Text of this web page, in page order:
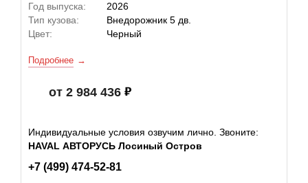
Год выпуска:
2026
Тип кузова:
Внедорожник 5 дв.
Цвет:
Черный
Подробнее
от 2 984 436
Индивидуальные условия озвучим лично. Звоните:
HAVAL АВТОРУСЬ Лосиный Остров
+7 (499) 474-52-81